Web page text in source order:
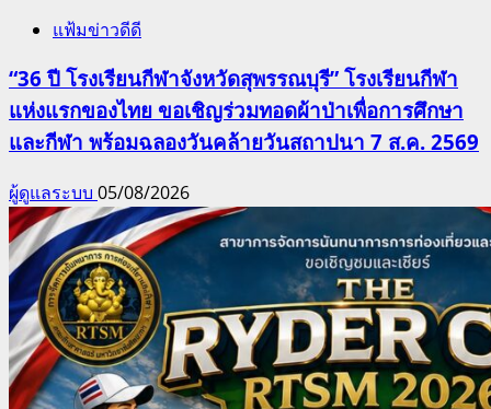
แฟ้มข่าวดีดี
“36 ปี โรงเรียนกีฬาจังหวัดสุพรรณบุรี” โรงเรียนกีฬา
แห่งแรกของไทย ขอเชิญร่วมทอดผ้าป่าเพื่อการศึกษา
และกีฬา พร้อมฉลองวันคล้ายวันสถาปนา 7 ส.ค. 2569
ผู้ดูแลระบบ 05/08/2026